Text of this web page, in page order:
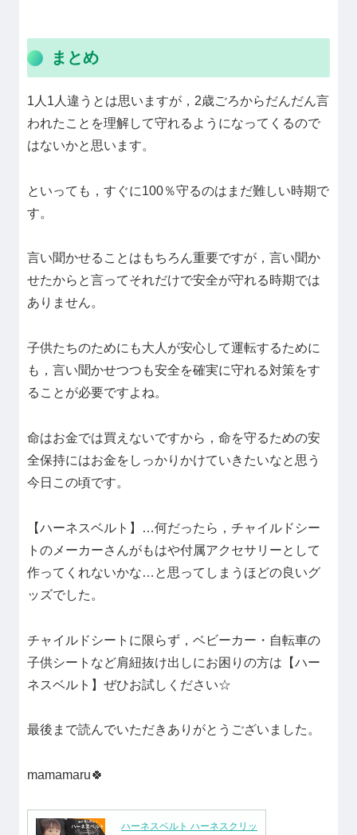
まとめ
1人1人違うとは思いますが，2歳ごろからだんだん言
われたことを理解して守れるようになってくるので
はないかと思います。
といっても，すぐに100％守るのはまだ難しい時期で
す。
言い聞かせることはもちろん重要ですが，言い聞か
せたからと言ってそれだけで安全が守れる時期では
ありません。
子供たちのためにも大人が安心して運転するために
も，言い聞かせつつも安全を確実に守れる対策をす
ることが必要ですよね。
命はお金では買えないですから，命を守るための安
全保持にはお金をしっかりかけていきたいなと思う
今日この頃です。
【ハーネスベルト】…何だったら，チャイルドシー
トのメーカーさんがもはや付属アクセサリーとして
作ってくれないかな…と思ってしまうほどの良いグ
ッズでした。
チャイルドシートに限らず，ベビーカー・自転車の
子供シートなど肩紐抜け出しにお困りの方は【ハー
ネスベルト】ぜひお試しください☆
最後まで読んでいただきありがとうございました。
mamamaru🍀
ハーネスベルト ハーネスクリッ